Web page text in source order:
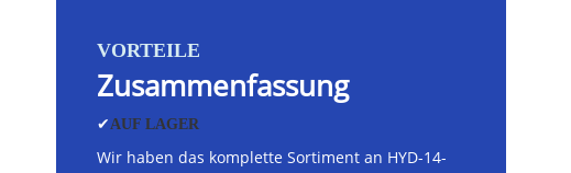
VORTEILE
Zusammenfassung
✔AUF LAGER
Wir haben das komplette Sortiment an HYD-14-